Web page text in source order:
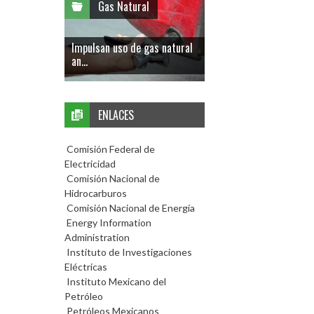
Gas Natural
Impulsan uso de gas natural
an...
ENLACES
Comisión Federal de
Electricidad
Comisión Nacional de
Hidrocarburos
Comisión Nacional de Energía
Energy Information
Administration
Instituto de Investigaciones
Eléctricas
Instituto Mexicano del
Petróleo
Petróleos Mexicanos